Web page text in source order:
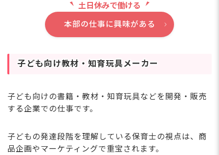
土日休みで働ける
本部の仕事に興味がある
子ども向け教材・知育玩具メーカー
子ども向けの書籍・教材・知育玩具などを開発・販売
する企業での仕事です。
子どもの発達段階を理解している保育士の視点は、商
品企画やマーケティングで重宝されます。